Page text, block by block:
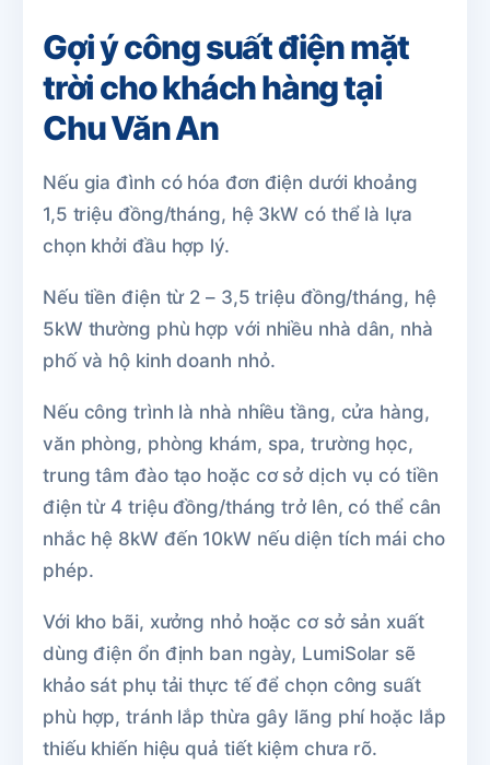
Gợi ý công suất điện mặt
trời cho khách hàng tại
Chu Văn An
Nếu gia đình có hóa đơn điện dưới khoảng
1,5 triệu đồng/tháng, hệ 3kW có thể là lựa
chọn khởi đầu hợp lý.
Nếu tiền điện từ 2 – 3,5 triệu đồng/tháng, hệ
5kW thường phù hợp với nhiều nhà dân, nhà
phố và hộ kinh doanh nhỏ.
Nếu công trình là nhà nhiều tầng, cửa hàng,
văn phòng, phòng khám, spa, trường học,
trung tâm đào tạo hoặc cơ sở dịch vụ có tiền
điện từ 4 triệu đồng/tháng trở lên, có thể cân
nhắc hệ 8kW đến 10kW nếu diện tích mái cho
phép.
Với kho bãi, xưởng nhỏ hoặc cơ sở sản xuất
dùng điện ổn định ban ngày, LumiSolar sẽ
khảo sát phụ tải thực tế để chọn công suất
phù hợp, tránh lắp thừa gây lãng phí hoặc lắp
thiếu khiến hiệu quả tiết kiệm chưa rõ.